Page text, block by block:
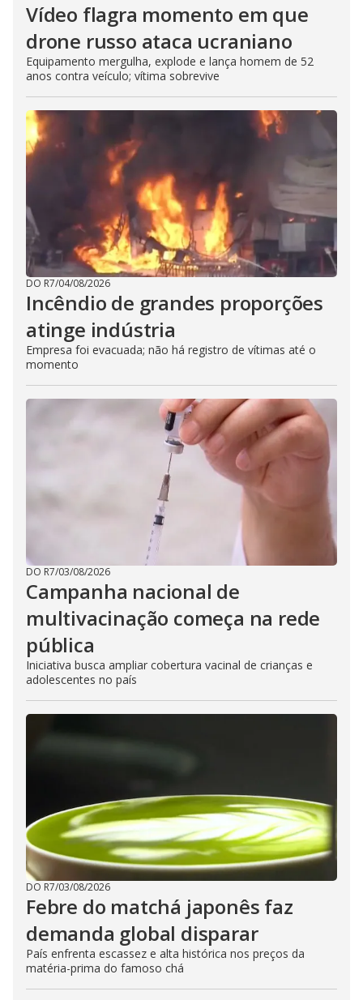
Vídeo flagra momento em que
drone russo ataca ucraniano
Equipamento mergulha, explode e lança homem de 52
anos contra veículo; vítima sobrevive
DO R7/04/08/2026
Incêndio de grandes proporções
atinge indústria
Empresa foi evacuada; não há registro de vítimas até o
momento
DO R7/03/08/2026
Campanha nacional de
multivacinação começa na rede
pública
Iniciativa busca ampliar cobertura vacinal de crianças e
adolescentes no país
DO R7/03/08/2026
Febre do matchá japonês faz
demanda global disparar
País enfrenta escassez e alta histórica nos preços da
matéria-prima do famoso chá